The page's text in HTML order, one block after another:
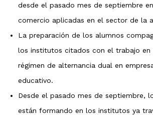
desde el pasado mes de septiembre
comercio aplicadas en el sector de la
La preparación de los alumnos
los institutos citados con el trabajo en
régimen de alternancia dual en
educativo.
Desde el pasado mes de septiembre,
están formando en los institutos ya